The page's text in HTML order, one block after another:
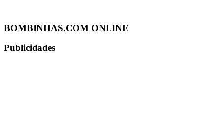
BOMBINHAS.COM ONLINE
Publicidades